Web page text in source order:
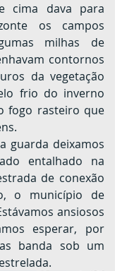
os campos
milhas de
contornos
da vegetação
frio do inverno
fogo rasteiro que
entalhado na
de conexão
o município de
ansiosos
esperar, por
banda sob um